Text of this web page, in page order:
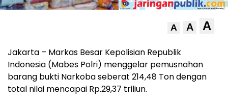
A A A
Jakarta – Markas Besar Kepolisian Republik
Indonesia (Mabes Polri) menggelar pemusnahan
barang bukti Narkoba seberat 214,48 Ton dengan
total nilai mencapai Rp.29,37 triliun.